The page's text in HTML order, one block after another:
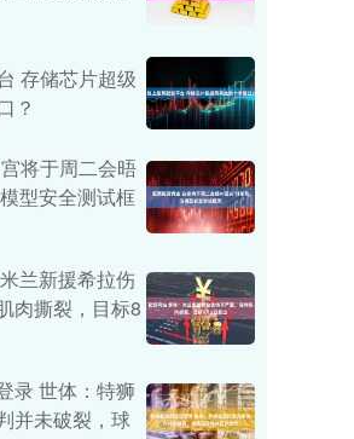
存储芯片超级
？
将于周二会晤
型安全测试框
兰新援希拉伤
肉撕裂，目标8
录 世体：特狮
并未破裂，球